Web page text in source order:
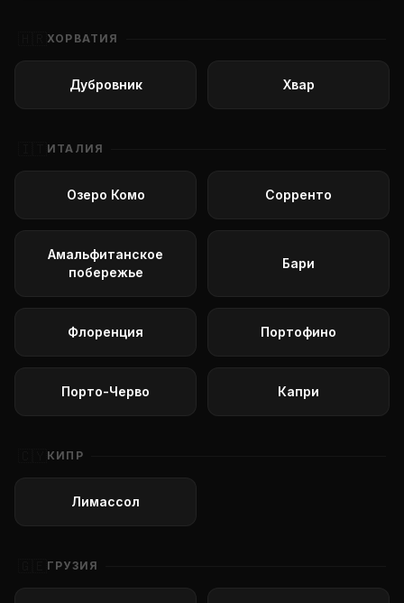
ХОРВАТИЯ
Дубровник Хвар
ИТАЛИЯ
Озеро Комо Сорренто
Амальфитанское
побережье
Бари
Флоренция Портофино
Порто-Черво Капри
КИПР
Лимассол
ГРУЗИЯ